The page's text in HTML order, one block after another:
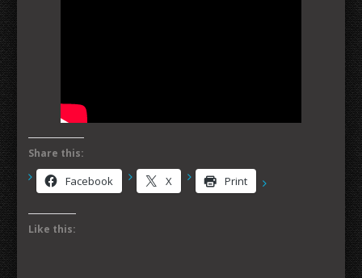
Share this:
Facebook X Print
Like this: